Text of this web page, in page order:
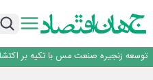
ایران، شریک راهبردی اتحادیه اقتصادی
توسعه زنجیره صنعت مس با تکیه بر